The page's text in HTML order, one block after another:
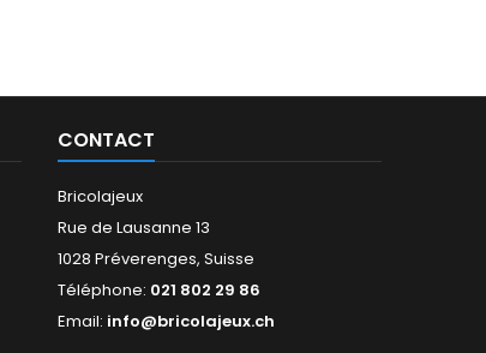
CONTACT
Bricolajeux
Rue de Lausanne 13
1028 Préverenges, Suisse
Téléphone: 021 802 29 86
Email: info@bricolajeux.ch